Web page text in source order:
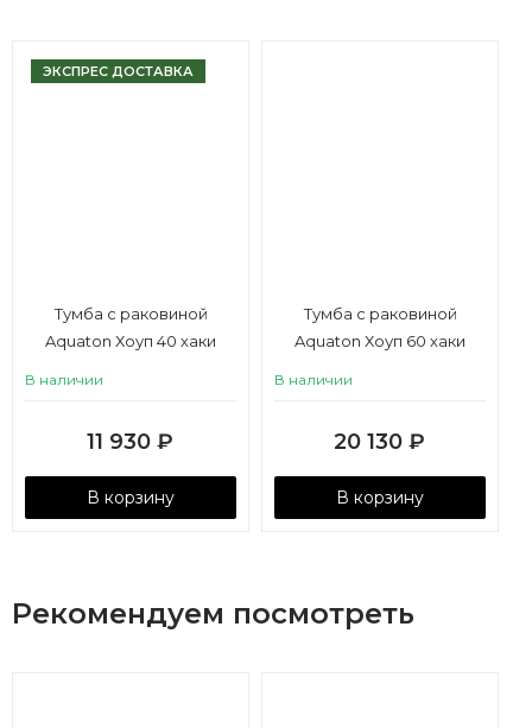
ЭКСПРЕС ДОСТАВКА
Тумба с раковиной
Aquaton Хоуп 40 хаки
В наличии
11 930 ₽
В корзину
Тумба с раковиной
Aquaton Хоуп 60 хаки
В наличии
20 130 ₽
В корзину
Рекомендуем посмотреть